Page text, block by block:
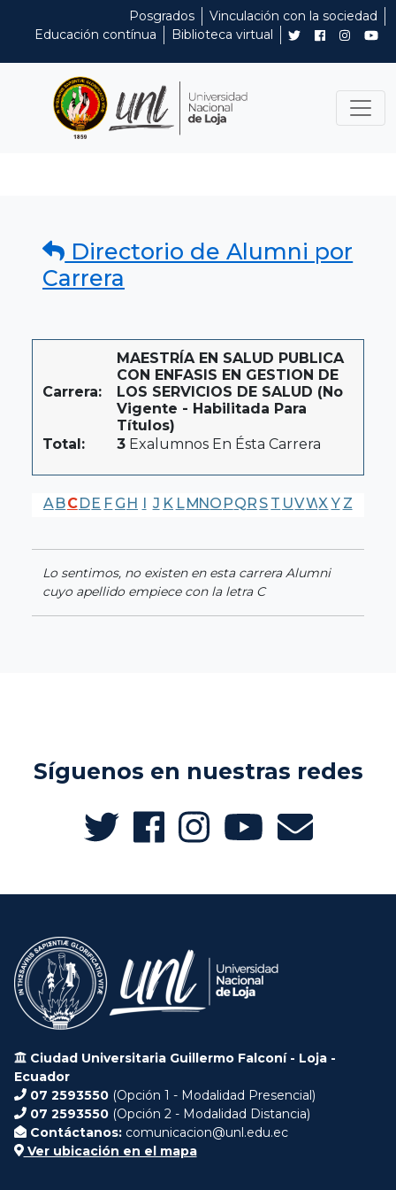
Posgrados
Vinculación con la sociedad
Educación contínua
Biblioteca virtual
Directorio de Alumni por
Carrera
Carrera:
MAESTRÍA EN SALUD PUBLICA
CON ENFASIS EN GESTION DE
LOS SERVICIOS DE SALUD (No
Vigente - Habilitada Para
Títulos)
Total:
3 Exalumnos En Ésta Carrera
A BCDE F G H I J K LMNO PQR S T UVWX Y Z
Lo sentimos, no existen en esta carrera Alumni
cuyo apellido empiece con la letra C
Síguenos en nuestras redes
Ciudad Universitaria Guillermo Falconí - Loja -
Ecuador
07 2593550 (Opción 1 - Modalidad Presencial)
07 2593550 (Opción 2 - Modalidad Distancia)
Contáctanos: comunicacion@unl.edu.ec
Ver ubicación en el mapa